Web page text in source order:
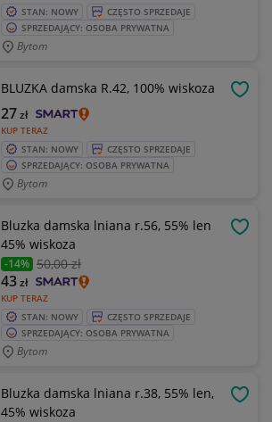
STAN: NOWY
CZĘSTO SPRZEDAJE
SPRZEDAJĄCY: OSOBA PRYWATNA
Bytom
BLUZKA damska R.42, 100% wiskoza
KUP TERAZ
27zł
STAN: NOWY
CZĘSTO SPRZEDAJE
SPRZEDAJĄCY: OSOBA PRYWATNA
Bytom
Bluzka damska lniana r.56, 55% len
45% wiskoza
-14% 50,00 zł
KUP TERAZ
43zł
STAN: NOWY
CZĘSTO SPRZEDAJE
SPRZEDAJĄCY: OSOBA PRYWATNA
Bytom
Bluzka damska lniana r.38, 55% len,
45% wiskoza